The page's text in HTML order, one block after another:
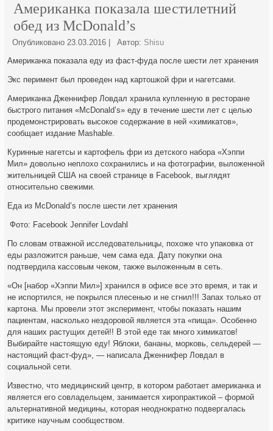
Американка показала шестилетний
обед из McDonald’s
Опубликовано 23.03.2016 Автор: Shisu
Американка показала еду из фаст-фуда после шести лет хранения
Экс перимент был проведен над картошкой фри и нагетсами.
Американка Дженнифер Ловдал хранила купленную в ресторане
быстрого питания «McDonald’s» еду в течение шести лет с целью
продемонстрировать высокое содержание в ней «химикатов»,
сообщает издание Mashable.
Куринные нагетсы и картофель фри из детского набора «Хэппи
Мил» довольно неплохо сохранились и на фотографии, выложенной
жительницей США на своей странице в Facebook, выглядят
относительно свежими.
Еда из McDonald’s после шести лет хранения
Фото: Facebook Jennifer Lovdahl
По словам отважной исследовательницы, похоже что упаковка от
еды разложится раньше, чем сама еда. Дату покупки она
подтвердила кассовым чеком, также выложенным в сеть.
«Он [набор «Хэппи Мил»] хранился в офисе все это время, и так и
не испортился, не покрылся плесенью и не сгнил!!! Запах только от
картона. Мы провели этот эксперимент, чтобы показать нашим
пациентам, насколько нездоровой является эта «пища». Особенно
для наших растущих детей!! В этой еде так много химикатов!
Выбирайте настоящую еду! Яблоки, бананы, морковь, сельдерей —
настоящий фаст-фуд», — написала Дженнифер Ловдал в
социальной сети.
Известно, что медицинский центр, в котором работает американка и
является его совладельцем, занимается хиропрактикой – формой
альтернативной медицины, которая неоднократно подвергалась
критике научным сообществом.